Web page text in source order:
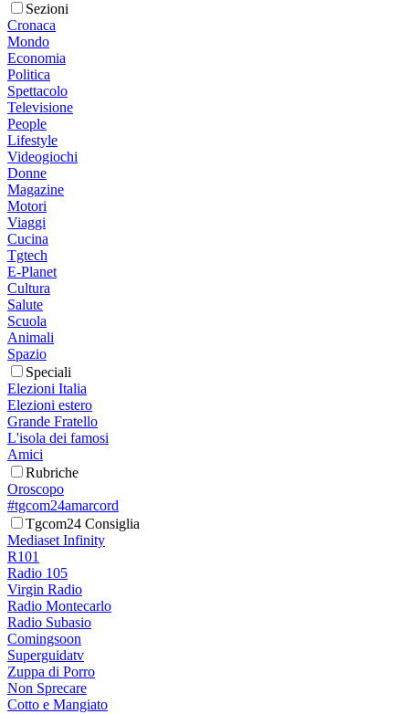
Sezioni
Cronaca
Mondo
Economia
Politica
Spettacolo
Televisione
People
Lifestyle
Videogiochi
Donne
Magazine
Motori
Viaggi
Cucina
Tgtech
E-Planet
Cultura
Salute
Scuola
Animali
Spazio
Speciali
Elezioni Italia
Elezioni estero
Grande Fratello
L'isola dei famosi
Amici
Rubriche
Oroscopo
#tgcom24amarcord
Tgcom24 Consiglia
Mediaset Infinity
R101
Radio 105
Virgin Radio
Radio Montecarlo
Radio Subasio
Comingsoon
Superguidatv
Zuppa di Porro
Non Sprecare
Cotto e Mangiato